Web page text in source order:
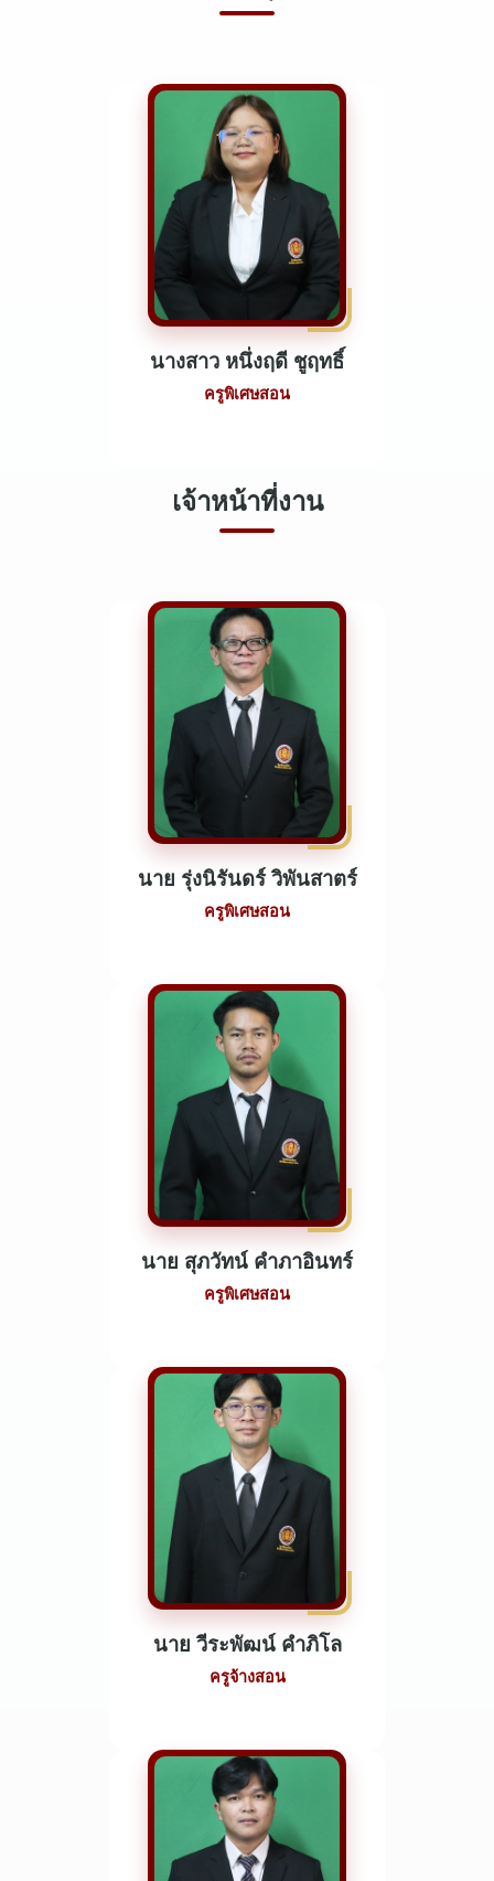
นางสาว หนึ่งฤดี ชูฤทธิ์
ครูพิเศษสอน
เจ้าหน้าที่งาน
นาย รุ่งนิรันดร์ วิพันสาตร์
ครูพิเศษสอน
นาย สุภวัทน์ คำภาอินทร์
ครูพิเศษสอน
นาย วีระพัฒน์ คำภิโล
ครูจ้างสอน